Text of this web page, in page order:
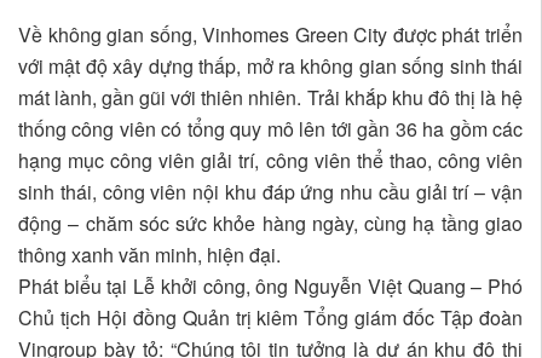
Về không gian sống, Vinhomes Green City được phát triển
với mật độ xây dựng thấp, mở ra không gian sống sinh thái
mát lành, gần gũi với thiên nhiên. Trải khắp khu đô thị là hệ
thống công viên có tổng quy mô lên tới gần 36 ha gồm các
hạng mục công viên giải trí, công viên thể thao, công viên
sinh thái, công viên nội khu đáp ứng nhu cầu giải trí – vận
động – chăm sóc sức khỏe hàng ngày, cùng hạ tầng giao
thông xanh văn minh, hiện đại.
Phát biểu tại Lễ khởi công, ông Nguyễn Việt Quang – Phó
Chủ tịch Hội đồng Quản trị kiêm Tổng giám đốc Tập đoàn
Vingroup bày tỏ: “Chúng tôi tin tưởng là dự án khu đô thị